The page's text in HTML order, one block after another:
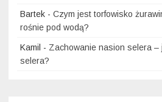
Bartek - Czym jest torfowisko
rośnie pod wodą?
Kamil - Zachowanie nasion selera
selera?